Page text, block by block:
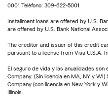
0001 Teléfono: 309-622-5001
Installment loans are offered by U.S.
are offered by U.S. Bank National
The creditor and issuer of this credit
pursuant to a license from Visa U.S.A.
El seguro de vida y las anualidades
Company. (Sin licencia en MA, NY y
Company (con licencia en New York y
Illinois.